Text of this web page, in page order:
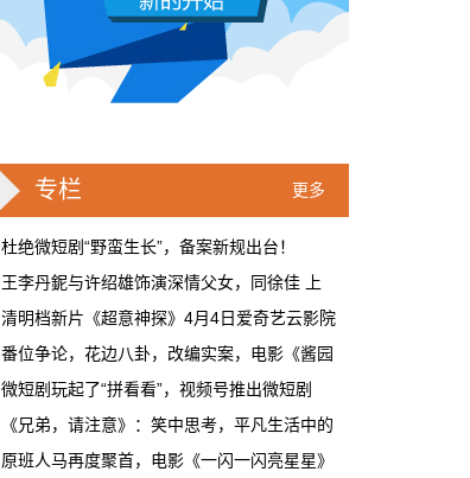
6月28日 13:03:00
戛纳一句"Fuck AI"，喊出了多少电影人
高定，而是一句话。
本网原创
6月28日 9:25:00
周星驰跑去拍AI短剧了，电影院还剩什
么？
5月31号，横店。63岁的周星驰穿着黑色夹克
出现在《食神2026》的开机现场。这部短剧改
编自他30年前的经典电影，竖屏拍摄，AI辅助
制作，成本400万。预计9月上线。
本网原创
6月28日 9:25:00 本网原创
更多
专栏
杜绝微短剧“野蛮生长”，备案新规出台！
王李丹鈮与许绍雄饰演深情父女，同徐佳 上
清明档新片《超意神探》4月4日爱奇艺云影院
番位争论，花边八卦，改编实案，电影《酱园
微短剧玩起了“拼看看”，视频号推出微短剧
《兄弟，请注意》：笑中思考，平凡生活中的
原班人马再度聚首，电影《一闪一闪亮星星》
《刺猬》清华大学特别路演收获热赞，映射现